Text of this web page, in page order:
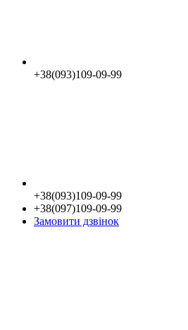
+38(093)109-09-99
+38(093)109-09-99
+38(097)109-09-99
Замовити дзвінок